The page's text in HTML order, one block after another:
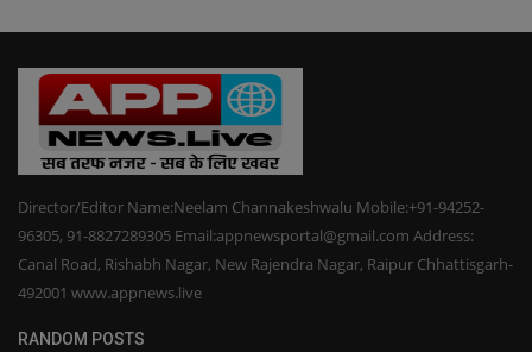
Director/Editor Name:Neelam Channakeshwalu Mobile:+91-94252-
96305, 91-8827289305 Email:appnewsportal@gmail.com Address:
Canal Road, Rishabh Nagar, New Rajendra Nagar, Raipur Chhattisgarh-
492001 www.appnews.live
RANDOM POSTS